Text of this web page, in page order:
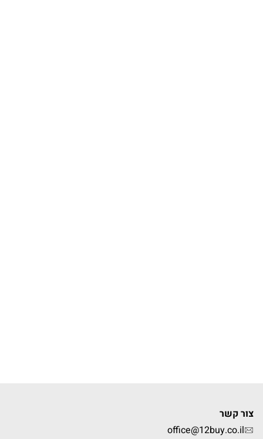
צור קשר
office@12buy.co.il